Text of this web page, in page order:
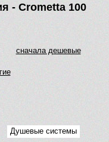
- Crometta 100
сначала дешевые
Душевые системы